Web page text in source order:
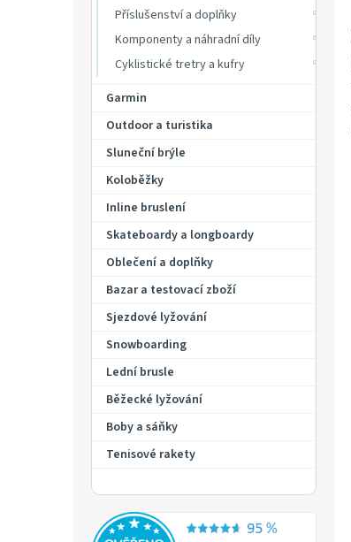
Příslušenství a doplňky
Komponenty a náhradní díly
Cyklistické tretry a kufry
Garmin
Outdoor a turistika
Sluneční brýle
Koloběžky
Inline bruslení
Skateboardy a longboardy
Oblečení a doplňky
Bazar a testovací zboží
Sjezdové lyžování
Snowboarding
Lední brusle
Běžecké lyžování
Boby a sáňky
Tenisové rakety